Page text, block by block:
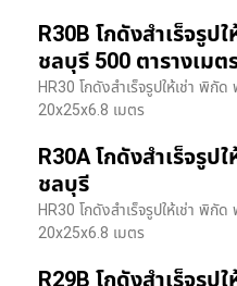
R30B โกดังสำเร็จรูป
ชลบุรี 500 ตารางเมต
HR30 โกดังสำเร็จรูปให้เช่า พิกั
20x25x6.8 เมตร
R30A โกดังสำเร็จรูป
ชลบุรี
HR30 โกดังสำเร็จรูปให้เช่า พิกั
20x25x6.8 เมตร